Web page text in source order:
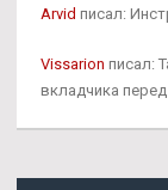
Arvid писал:
Vissarion писал:
вкладчика перед.